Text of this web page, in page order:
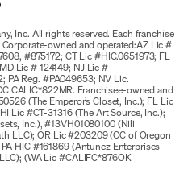
Inc. All rights reserved. Each franchise
owned and operated:AZ Lic #
#875172; CT Lic #HIC.0651973; FL
Lic # 124149; NJ Lic #
PA Reg. #PA049653; NV Lic.
CALIC*822MR. Franchisee-owned and
(The Emperor’s Closet, Inc.); FL Lic
Lic #CT-31316 (The Art Source, Inc.);
Inc.), #13VH01080100 (Nili
LLC); OR Lic #203209 (CC of Oregon
HIC #161869 (Antunez Enterprises
(WA Lic #CALIFC*876OK